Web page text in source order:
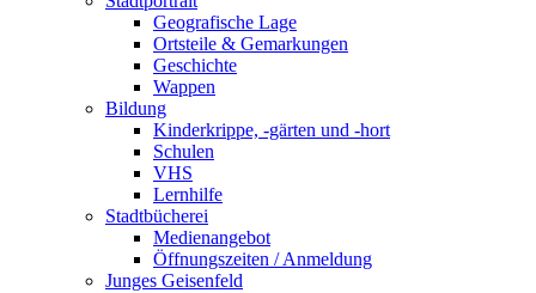
Geografische Lage
Ortsteile & Gemarkungen
Geschichte
Wappen
Bildung
Kinderkrippe, -gärten und -hort
Schulen
VHS
Lernhilfe
Stadtbücherei
Medienangebot
Öffnungszeiten / Anmeldung
Junges Geisenfeld